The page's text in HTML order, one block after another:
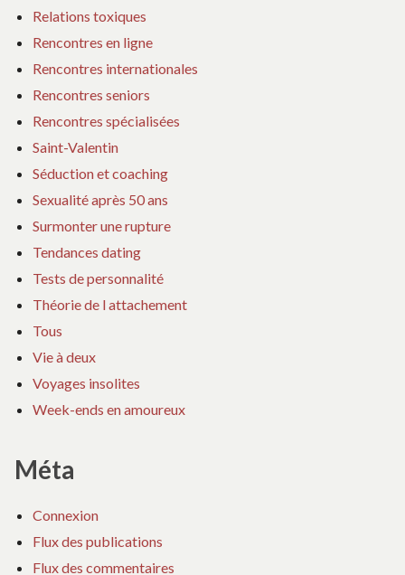
Relations toxiques
Rencontres en ligne
Rencontres internationales
Rencontres seniors
Rencontres spécialisées
Saint-Valentin
Séduction et coaching
Sexualité après 50 ans
Surmonter une rupture
Tendances dating
Tests de personnalité
Théorie de l attachement
Tous
Vie à deux
Voyages insolites
Week-ends en amoureux
Méta
Connexion
Flux des publications
Flux des commentaires